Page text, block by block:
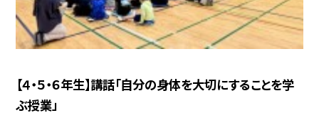
【４・５・６年生】講話「自分の身体を大切にすることを学
ぶ授業」